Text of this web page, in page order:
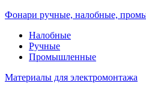
Фонари ручные, налобные,
Налобные
Ручные
Промышленные
Материалы для электромонтажа